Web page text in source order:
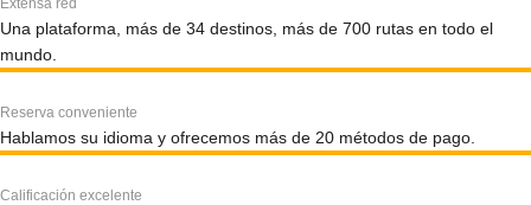
Extensa red
Una plataforma, más de 34 destinos, más de 700 rutas en todo el
mundo.
Reserva conveniente
Hablamos su idioma y ofrecemos más de 20 métodos de pago.
Calificación excelente